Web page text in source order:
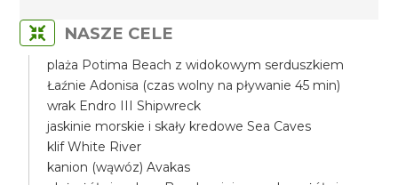
NASZE CELE
plaża Potima Beach z widokowym serduszkiem
Łaźnie Adonisa (czas wolny na pływanie 45 min)
wrak Endro III Shipwreck
jaskinie morskie i skały kredowe Sea Caves
klif White River
kanion (wąwóz) Avakas